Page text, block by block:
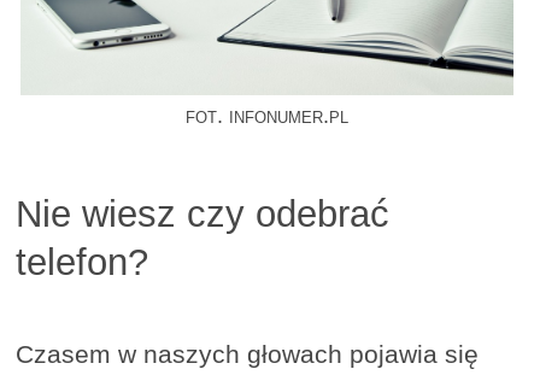
fot. infonumer.pl
Nie wiesz czy odebrać
telefon?
Czasem w naszych głowach pojawia się